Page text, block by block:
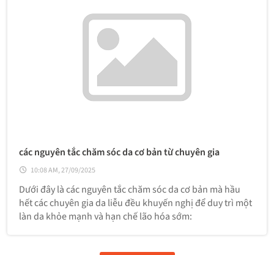
các nguyên tắc chăm sóc da cơ bản từ chuyên gia
10:08 AM, 27/09/2025
Dưới đây là các nguyên tắc chăm sóc da cơ bản mà hầu
hết các chuyên gia da liễu đều khuyến nghị để duy trì một
làn da khỏe mạnh và hạn chế lão hóa sớm: